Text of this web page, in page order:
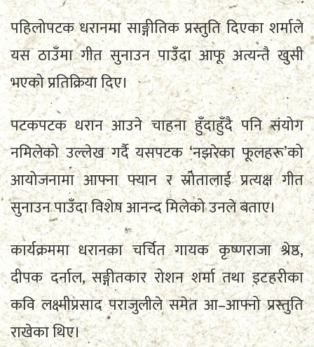
पहिलोपटक धरानमा साङ्गीतिक प्रस्तुति दिएका शर्माले
यस ठाउँमा गीत सुनाउन पाउँदा आफू अत्यन्तै खुसी
भएको प्रतिक्रिया दिए।
पटकपटक धरान आउने चाहना हुँदाहुँदै पनि संयोग
नमिलेको उल्लेख गर्दै यसपटक ‘नझरेका फूलहरू’को
आयोजनामा आफ्ना फ्यान र स्रोतालाई प्रत्यक्ष गीत
सुनाउन पाउँदा विशेष आनन्द मिलेको उनले बताए।
कार्यक्रममा धरानका चर्चित गायक कृष्णराजा श्रेष्ठ,
दीपक दर्नाल, सङ्गीतकार रोशन शर्मा तथा इटहरीका
कवि लक्ष्मीप्रसाद पराजुलीले समेत आ–आफ्नो प्रस्तुति
राखेका थिए।